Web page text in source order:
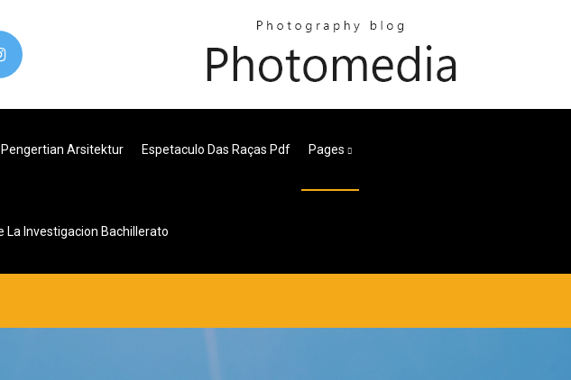
Arsitektur Espetaculo Das Raças Pdf Pages
La Investigacion Bachillerato